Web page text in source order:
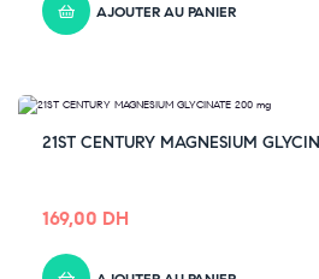
AJOUTER AU PANIER
21ST CENTURY MAGNESIUM
169,00 DH